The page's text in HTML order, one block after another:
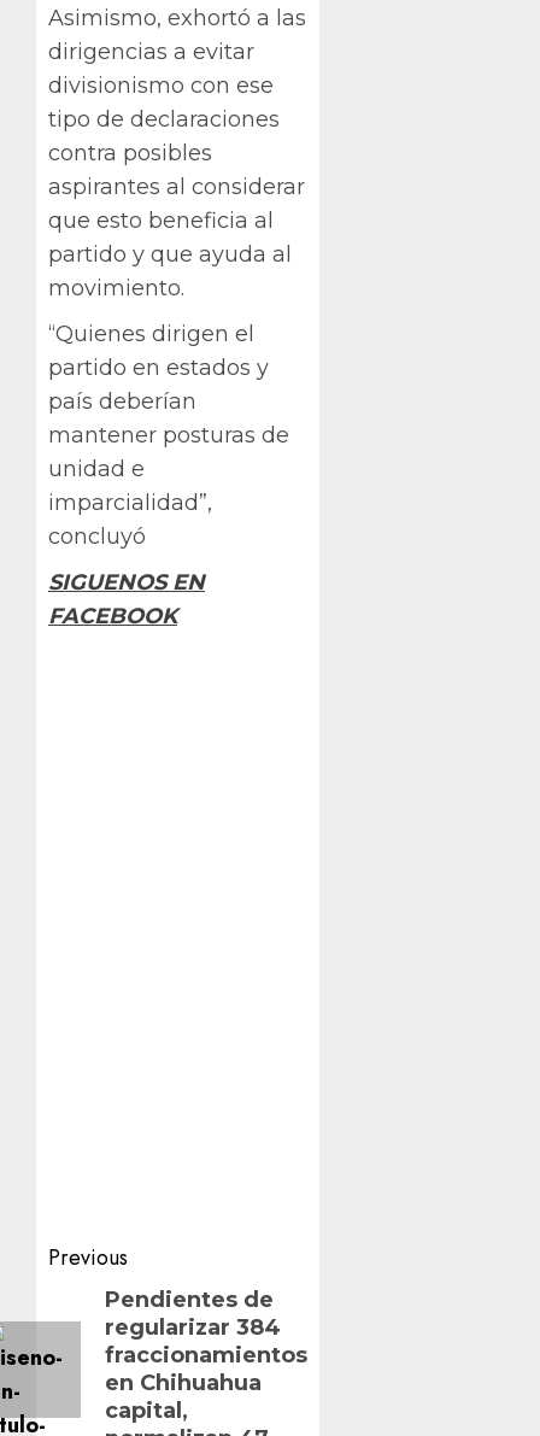
Asimismo, exhortó a las
dirigencias a evitar
divisionismo con ese
tipo de declaraciones
contra posibles
aspirantes al considerar
que esto beneficia al
partido y que ayuda al
movimiento.
“Quienes dirigen el
partido en estados y
país deberían
mantener posturas de
unidad e
imparcialidad”,
concluyó
SIGUENOS EN
FACEBOOK
Post
navigation
Previous
PreviousPendientes de
regularizar 384
fraccionamientos
en Chihuahua
capital,